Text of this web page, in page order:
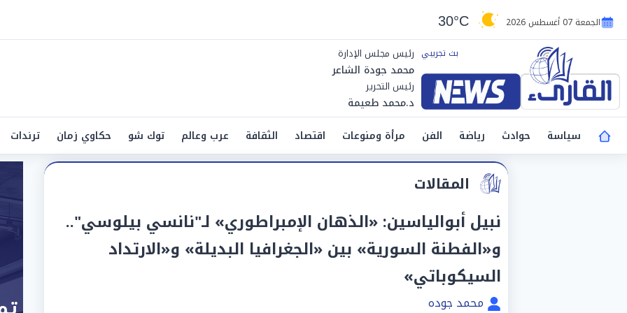
الجمعة 07 أغسطس 2026 30°C
رئيس مجلس الإدارة
محمد جودة الشاعر
رئيس التحرير
د.محمد طعيمة
سياسة
حوادث رياضة الفن مرأة ومنوعات اقتصاد الثقافة عرب وعالم توك شو حكاوي زمان ترندات
المقالات
نبيل أبوالياسين: «الذهان الإمبراطوري» لـ"نانسي بيلوسي"..
و«الفطنة السورية» بين «الجغرافيا البديلة» و«الارتداد
السيكوباتي»
محمد جوده